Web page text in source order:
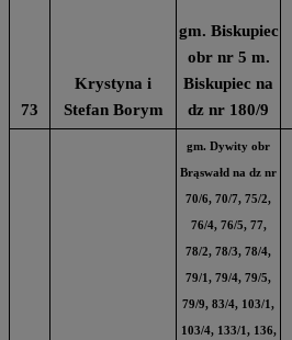
73
Krystyna i
Stefan Borym
gm. Biskupiec
obr nr 5 m.
Biskupiec na
dz nr 180/9
gm. Dywity obr
Brąswałd na dz nr
70/6, 70/7, 75/2,
76/4, 76/5, 77,
78/2, 78/3, 78/4,
79/1, 79/4, 79/5,
79/9, 83/4, 103/1,
103/4, 133/1, 136,